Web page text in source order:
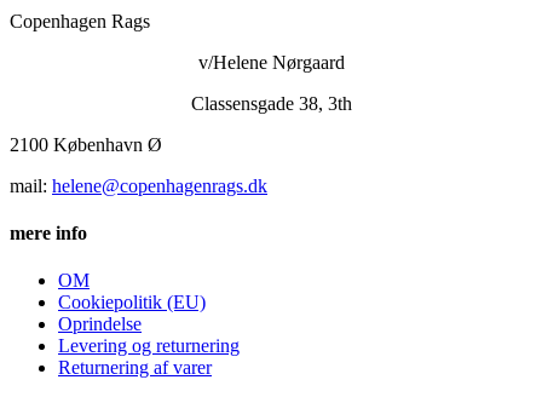
Copenhagen Rags
v/Helene Nørgaard
Classensgade 38, 3th
2100 København Ø
mail: helene@copenhagenrags.dk
mere info
OM
Cookiepolitik (EU)
Oprindelse
Levering og returnering
Returnering af varer